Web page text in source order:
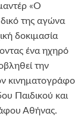
«Ο
της αγώνα
δοκιμασία
ένα ηχηρό
την
κινηματογράφο
Παιδικού και
Αθήνας.